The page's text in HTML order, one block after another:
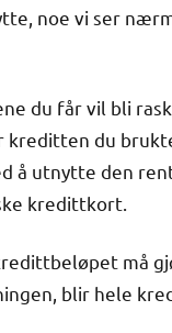
noe vi ser
du får vil bli
kreditten du
å utnytte den
kredittkort.
må
blir hele